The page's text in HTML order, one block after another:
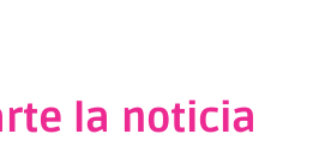
la noticia